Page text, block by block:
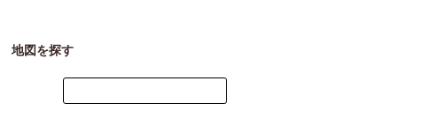
地図を探す